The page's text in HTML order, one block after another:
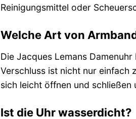
Reinigungsmittel oder
Welche Art von
Die Jacques Lemans
Verschluss ist nicht nur einfach
sich leicht öffnen und
Ist die Uhr wasserdicht?